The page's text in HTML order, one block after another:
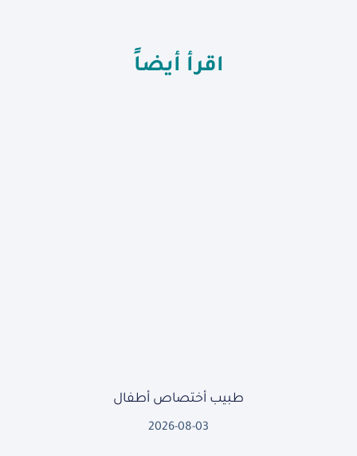
اقرأ أيضاً
طبيب أختصاص أطفال
2026-08-03